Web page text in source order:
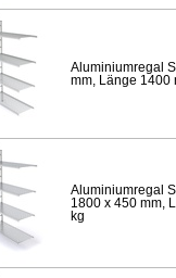
Aluminiumregal
mm, Länge 1400
Aluminiumregal
1800 x 450 mm,
kg